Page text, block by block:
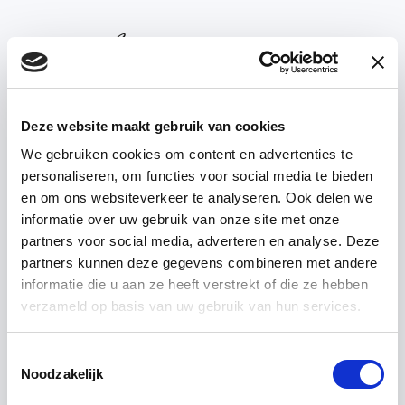
Deze website maakt gebruik van cookies
We gebruiken cookies om content en advertenties te
personaliseren, om functies voor social media te bieden
en om ons websiteverkeer te analyseren. Ook delen we
informatie over uw gebruik van onze site met onze
partners voor social media, adverteren en analyse. Deze
partners kunnen deze gegevens combineren met andere
informatie die u aan ze heeft verstrekt of die ze hebben
verzameld op basis van uw gebruik van hun services.
Noodzakelijk
’T ACHTERHUIS — ABOUT US
Contact
’t Achterhuis Historische